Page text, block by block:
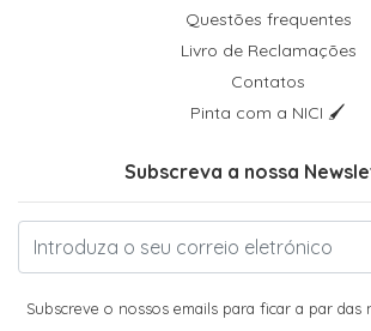
Questões frequentes
Livro de Reclamações
Contatos
Pinta com a NICI 🖌
Subscreva a nossa
Subscreve o nossos emails para ficar a par das